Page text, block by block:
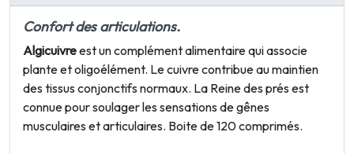
Confort des articulations.
Algicuivreest un complément alimentaire qui associe
plante et oligoélément. Le cuivre contribue au maintien
des tissus conjonctifs normaux. La Reine des prés est
connue pour soulager les sensations de gênes
musculaires et articulaires. Boite de 120 comprimés.